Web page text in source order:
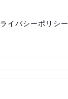
イバシーポリシー